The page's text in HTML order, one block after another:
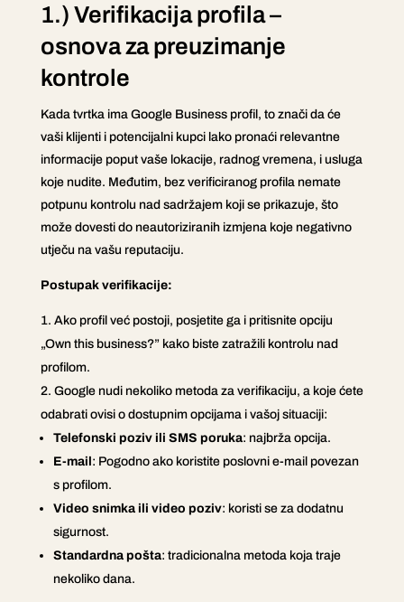
1.) Verifikacija profila –
osnova za preuzimanje
kontrole
Kada tvrtka ima Google Business profil, to znači da će
vaši klijenti i potencijalni kupci lako pronaći relevantne
informacije poput vaše lokacije, radnog vremena, i usluga
koje nudite. Međutim, bez verificiranog profila nemate
potpunu kontrolu nad sadržajem koji se prikazuje, što
može dovesti do neautoriziranih izmjena koje negativno
utječu na vašu reputaciju.
Postupak verifikacije:
Ako profil već postoji, posjetite ga i pritisnite opciju
„Own this business?” kako biste zatražili kontrolu nad
profilom.
Google nudi nekoliko metoda za verifikaciju, a koje ćete
odabrati ovisi o dostupnim opcijama i vašoj situaciji:
Telefonski poziv ili SMS poruka: najbrža opcija.
E-mail : Pogodno ako koristite poslovni e-mail povezan
s profilom.
Video snimka ili video poziv: koristi se za dodatnu
sigurnost.
Standardna pošta: tradicionalna metoda koja traje
nekoliko dana.